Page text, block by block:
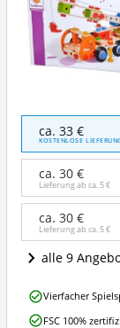
Eichhorn
Constructor
-
Kranwagen
Angebote:
Wo
dieses
Eichhorn
Holz
erhältlich?
ca. 33 €
KOSTENLOSE
ca. 30 €
Lieferung ab ca.5 €
ca. 30 €
Lieferung ab ca.5 €
alle 9
Eichhorn
Constructor
Vierfacher
FSC 100%